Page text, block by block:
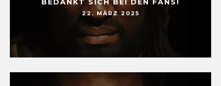
BEDANKT SICH BEI DEN FANS!
22. MÄRZ 2025